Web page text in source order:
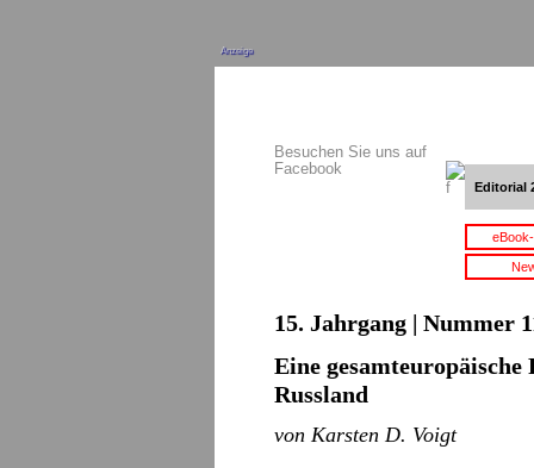
Anzeige
Besuchen Sie uns auf
Facebook
Editorial
15. Jahrgang | Nummer
Eine
Russland
von Karsten D. Voigt